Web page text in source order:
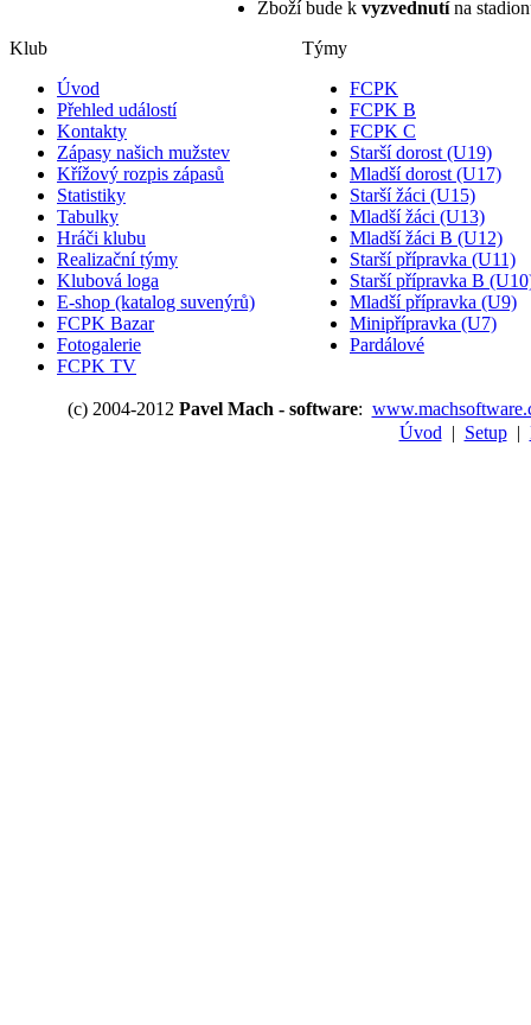
Zboží bude k vyzvednutína
Klub
Úvod
Přehled událostí
Kontakty
Zápasy našich mužstev
Křížový rozpis zápasů
Statistiky
Tabulky
Hráči klubu
Realizační týmy
Klubová loga
E-shop (katalog suvenýrů)
FCPK Bazar
Fotogalerie
FCPK TV
Týmy
FCPK
FCPK B
FCPK C
Starší dorost (U19)
Mladší dorost (U17)
Starší žáci (U15)
Mladší žáci (U13)
Mladší žáci B (U12)
Starší přípravka (U11)
Starší přípravka B
Mladší přípravka (U9)
Minipřípravka (U7)
Pardálové
(c) 2004-2012 Pavel Mach - software:
Úvod | Setup|